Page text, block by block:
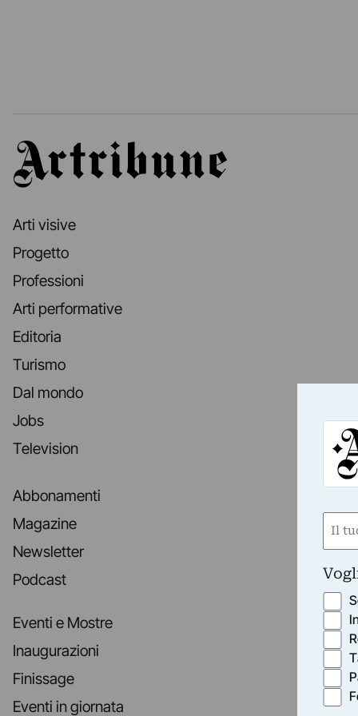
Artribune
Arti visive
Progetto
Professioni
Arti performative
Editoria
Turismo
Dal mondo
Jobs
Television
Abbonamenti
Magazine
Newsletter
Podcast
Eventi e Mostre
Inaugurazioni
Finissage
Eventi in giornata